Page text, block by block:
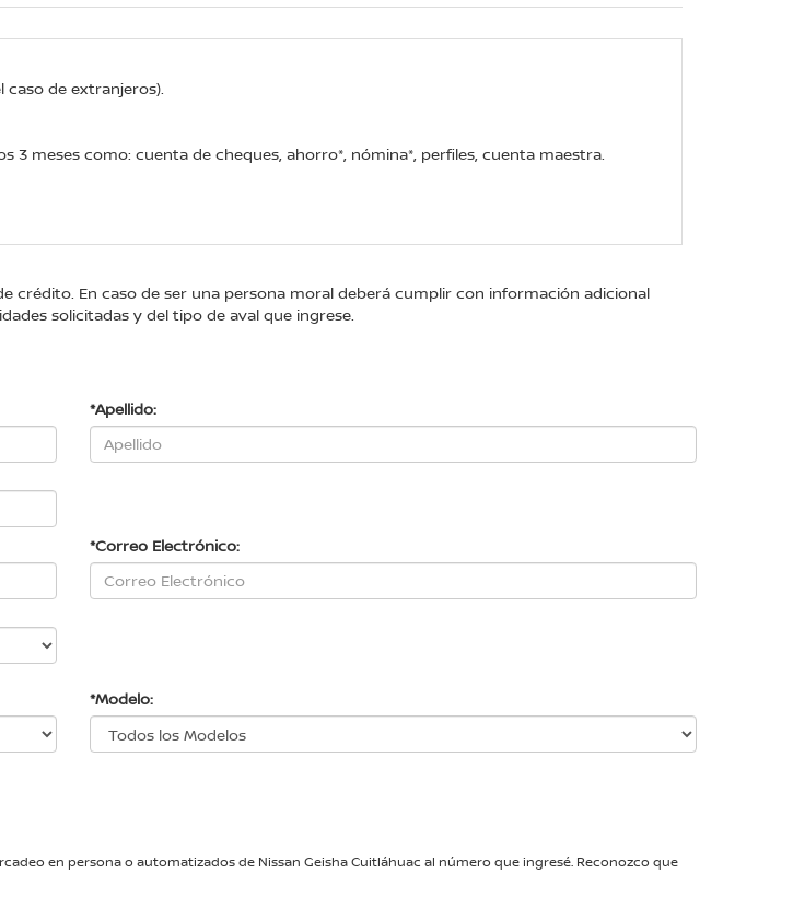
de extranjeros).
meses como: cuenta de cheques, ahorro*, nómina*, perfiles, cuenta maestra.
crédito. En caso de ser una persona moral deberá cumplir con información adicional
solicitadas y del tipo de aval que ingrese.
*Apellido:
*Correo Electrónico:
*Modelo:
en persona o automatizados de Nissan Geisha Cuitláhuac al número que ingresé. Reconozco que